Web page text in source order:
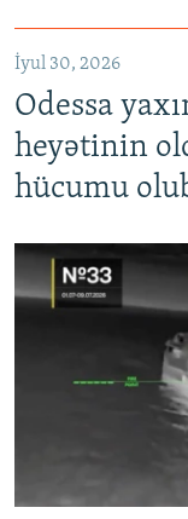
İyul 30, 2026
Odessa
heyətinin
hücumu